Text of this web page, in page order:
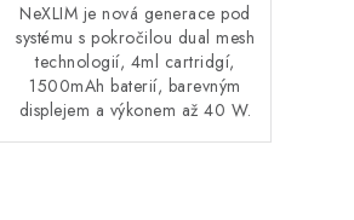
NeXLIM je nová generace pod
systému s pokročilou dual mesh
technologií, 4ml cartridgí,
1500mAh baterií, barevným
displejem a výkonem až 40 W.